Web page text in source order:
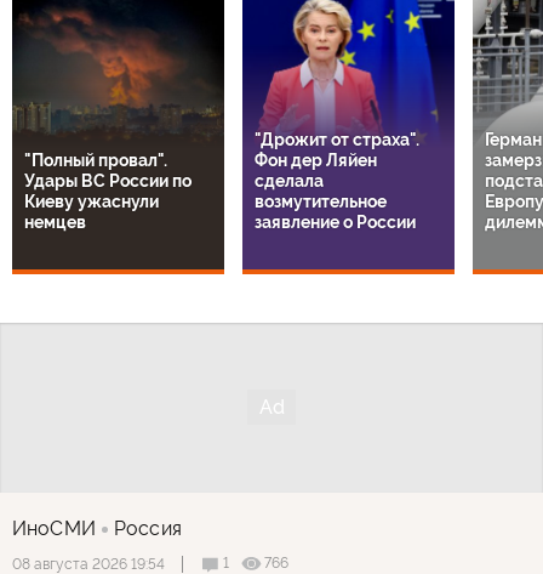
"Полный провал".
Удары ВС России по
Киеву ужаснули
немцев
"Дрожит от страха".
Фон дер Ляйен
сделала
возмутительное
заявление о России
ИноСМИ Россия
08 августа 2026 19:54 1
766